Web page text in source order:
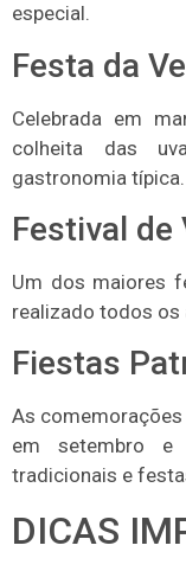
especial.
Festa da
Celebrada em
colheita das
gastronomia típica.
Festival de
Um dos maiores
realizado todos os
Fiestas
As
em setembro e
tradicionais e
DICAS